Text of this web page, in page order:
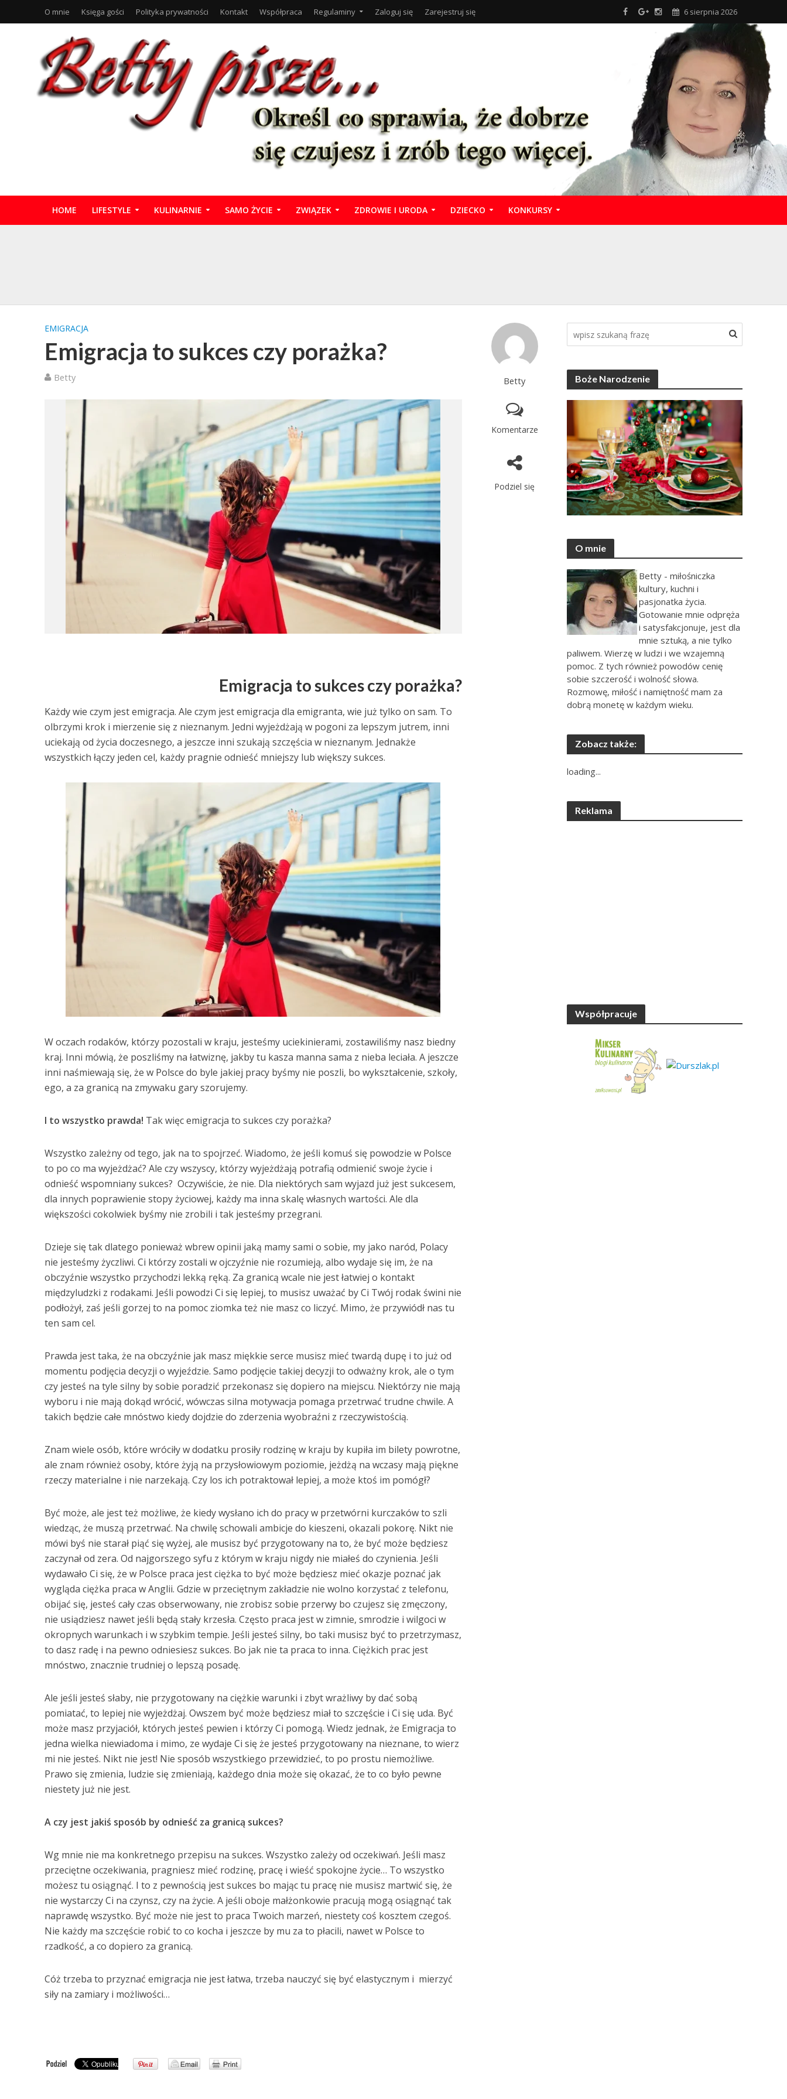
O mnie Księga gości Polityka prywatności Kontakt Współpraca Regulaminy Zaloguj się Zarejestruj się 6 sierpnia 2026
HOME LIFESTYLE KULINARNIE SAMO ŻYCIE ZWIĄZEK ZDROWIE I URODA DZIECKO KONKURSY
Betty
Komentarze
Podziel się
EMIGRACJA
Emigracja to sukces czy porażka?
Betty
Emigracja to sukces czy porażka?
Każdy wie czym jest emigracja. Ale czym jest emigracja dla emigranta, wie już tylko on sam. To
olbrzymi krok i mierzenie się z nieznanym. Jedni wyjeżdżają w pogoni za lepszym jutrem, inni
uciekają od życia doczesnego, a jeszcze inni szukają szczęścia w nieznanym. Jednakże
wszystkich łączy jeden cel, każdy pragnie odnieść mniejszy lub większy sukces.
W oczach rodaków, którzy pozostali w kraju, jesteśmy uciekinierami, zostawiliśmy nasz biedny
kraj. Inni mówią, że poszliśmy na łatwiznę, jakby tu kasza manna sama z nieba leciała. A jeszcze
inni naśmiewają się, że w Polsce do byle jakiej pracy byśmy nie poszli, bo wykształcenie, szkoły,
ego, a za granicą na zmywaku gary szorujemy.
I to wszystko prawda! Tak więc emigracja to sukces czy porażka?
Wszystko zależny od tego, jak na to spojrzeć. Wiadomo, że jeśli komuś się powodzie w Polsce
to po co ma wyjeżdżać? Ale czy wszyscy, którzy wyjeżdżają potrafią odmienić swoje życie i
odnieść wspomniany sukces? Oczywiście, że nie. Dla niektórych sam wyjazd już jest sukcesem,
dla innych poprawienie stopy życiowej, każdy ma inna skalę własnych wartości. Ale dla
większości cokolwiek byśmy nie zrobili i tak jesteśmy przegrani.
Dzieje się tak dlatego ponieważ wbrew opinii jaką mamy sami o sobie, my jako naród, Polacy
nie jesteśmy życzliwi. Ci którzy zostali w ojczyźnie nie rozumieją, albo wydaje się im, że na
obczyźnie wszystko przychodzi lekką ręką. Za granicą wcale nie jest łatwiej o kontakt
międzyludzki z rodakami. Jeśli powodzi Ci się lepiej, to musisz uważać by Ci Twój rodak świni nie
podłożył, zaś jeśli gorzej to na pomoc ziomka też nie masz co liczyć. Mimo, że przywiódł nas tu
ten sam cel.
Prawda jest taka, że na obczyźnie jak masz miękkie serce musisz mieć twardą dupę i to już od
momentu podjęcia decyzji o wyjeździe. Samo podjęcie takiej decyzji to odważny krok, ale o tym
czy jesteś na tyle silny by sobie poradzić przekonasz się dopiero na miejscu. Niektórzy nie mają
wyboru i nie mają dokąd wrócić, wówczas silna motywacja pomaga przetrwać trudne chwile. A
takich będzie całe mnóstwo kiedy dojdzie do zderzenia wyobraźni z rzeczywistością.
Znam wiele osób, które wróciły w dodatku prosiły rodzinę w kraju by kupiła im bilety powrotne,
ale znam również osoby, które żyją na przysłowiowym poziomie, jeżdżą na wczasy mają piękne
rzeczy materialne i nie narzekają. Czy los ich potraktował lepiej, a może ktoś im pomógł?
Być może, ale jest też możliwe, że kiedy wysłano ich do pracy w przetwórni kurczaków to szli
wiedząc, że muszą przetrwać. Na chwilę schowali ambicje do kieszeni, okazali pokorę. Nikt nie
mówi byś nie starał piąć się wyżej, ale musisz być przygotowany na to, że być może będziesz
zaczynał od zera. Od najgorszego syfu z którym w kraju nigdy nie miałeś do czynienia. Jeśli
wydawało Ci się, że w Polsce praca jest ciężka to być może będziesz mieć okazje poznać jak
wygląda ciężka praca w Anglii. Gdzie w przeciętnym zakładzie nie wolno korzystać z telefonu,
obijać się, jesteś cały czas obserwowany, nie zrobisz sobie przerwy bo czujesz się zmęczony,
nie usiądziesz nawet jeśli będą stały krzesła. Często praca jest w zimnie, smrodzie i wilgoci w
okropnych warunkach i w szybkim tempie. Jeśli jesteś silny, bo taki musisz być to przetrzymasz,
to dasz radę i na pewno odniesiesz sukces. Bo jak nie ta praca to inna. Ciężkich prac jest
mnóstwo, znacznie trudniej o lepszą posadę.
Ale jeśli jesteś słaby, nie przygotowany na ciężkie warunki i zbyt wrażliwy by dać sobą
pomiatać, to lepiej nie wyjeżdżaj. Owszem być może będziesz miał to szczęście i Ci się uda. Być
może masz przyjaciół, których jesteś pewien i którzy Ci pomogą. Wiedz jednak, że Emigracja to
jedna wielka niewiadoma i mimo, ze wydaje Ci się że jesteś przygotowany na nieznane, to wierz
mi nie jesteś. Nikt nie jest! Nie sposób wszystkiego przewidzieć, to po prostu niemożliwe.
Prawo się zmienia, ludzie się zmieniają, każdego dnia może się okazać, że to co było pewne
niestety już nie jest.
A czy jest jakiś sposób by odnieść za granicą sukces?
Wg mnie nie ma konkretnego przepisu na sukces. Wszystko zależy od oczekiwań. Jeśli masz
przeciętne oczekiwania, pragniesz mieć rodzinę, pracę i wieść spokojne życie… To wszystko
możesz tu osiągnąć. I to z pewnością jest sukces bo mając tu pracę nie musisz martwić się, że
nie wystarczy Ci na czynsz, czy na życie. A jeśli oboje małżonkowie pracują mogą osiągnąć tak
naprawdę wszystko. Być może nie jest to praca Twoich marzeń, niestety coś kosztem czegoś.
Nie każdy ma szczęście robić to co kocha i jeszcze by mu za to płacili, nawet w Polsce to
rzadkość, a co dopiero za granicą.
Cóż trzeba to przyznać emigracja nie jest łatwa, trzeba nauczyć się być elastycznym i mierzyć
siły na zamiary i możliwości…
Boże Narodzenie
O mnie
Betty - miłośniczka
kultury, kuchni i
pasjonatka życia.
Gotowanie mnie odpręża
i satysfakcjonuje, jest dla
mnie sztuką, a nie tylko
paliwem. Wierzę w ludzi i we wzajemną
pomoc. Z tych również powodów cenię
sobie szczerość i wolność słowa.
Rozmowę, miłość i namiętność mam za
dobrą monetę w każdym wieku.
Zobacz także:
loading...
Reklama
Współpracuje